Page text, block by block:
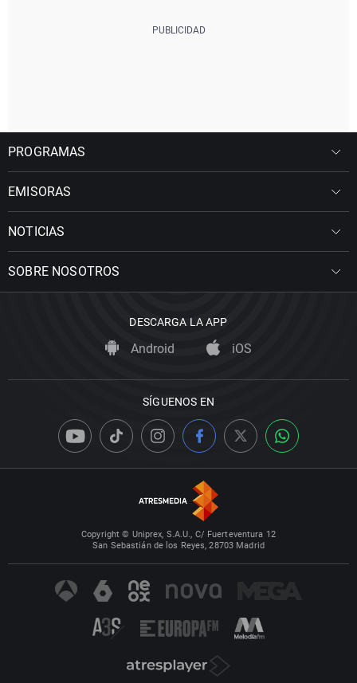
PROGRAMAS
EMISORAS
NOTICIAS
SOBRE NOSOTROS
DESCARGA LA APP
Android iOS
SÍGUENOS EN
Copyright © Uniprex, S.A.U., C/ Fuerteventura 12
San Sebastián de los Reyes, 28703 Madrid